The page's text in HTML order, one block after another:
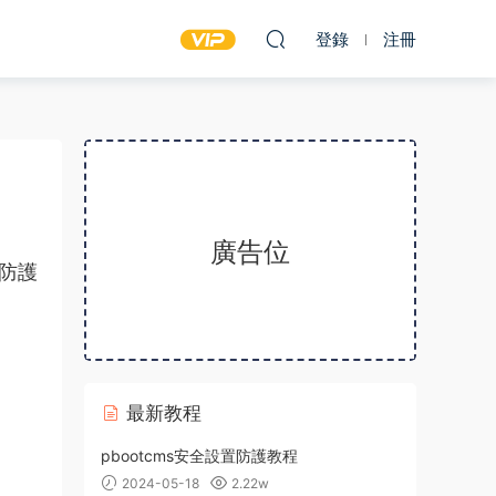
登錄 注冊
護
廣告位
最新教程
pbootcms安全設置防護教程
2024-05-18 2.22w